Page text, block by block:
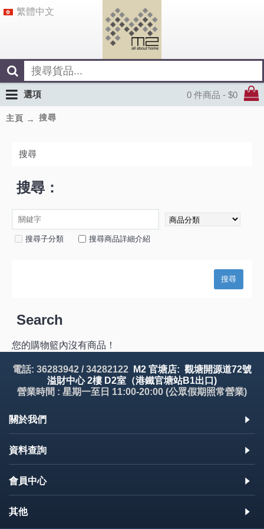
繁體中文
0 件商品 - $0
選項
主頁 搜尋
搜尋
搜尋：
搜尋子分類 搜尋商品詳細介紹
Search
您的購物籃內沒有商品！
電話: 36283942 / 34282122
M2 官塘店: 觀塘開源道72號
溢財中心 2樓 D2室（港鐵官塘站B1出口)
營業時間 : 星期一至日 11:00-20:00 (公眾假期照常營業)
關於我們
資料查詢
會員中心
其他